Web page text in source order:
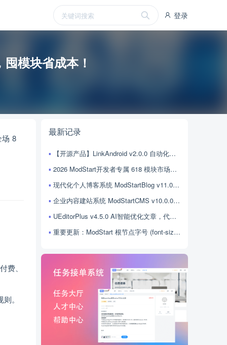
登录
模块省成本！
场 8
费、
。
最新记录
【开源产品】LinkAndroid v2.0.0 自动化任务来了——把手机操作写成代码，让 AI 帮你跑
2026 ModStart开发者专属 618 模块市场：官方模块全场 8 折，囤模块省成本！
现代化个人博客系统 ModStartBlog v11.0.0 基础布局重构，更适合AI编程框架，富文本升级，稳定性提升
企业内容建站系统 ModStartCMS v10.0.0 基础布局重构，更适合AI编程框架，富文本升级，稳定性提升
UEditorPlus v4.5.0 AI智能优化文章，代码同步发布npmjs，已知问题修复
重要更新：ModStart 根节点字号 (font-size) 调整公告